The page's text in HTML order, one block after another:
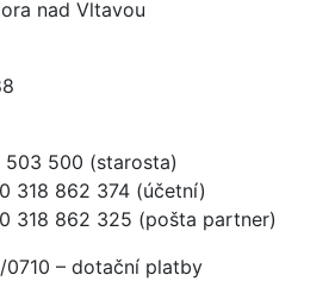
nad Vltavou
500 (starosta)
318 862 374 (účetní)
318 862 325 (pošta partner)
0710 – dotační platby